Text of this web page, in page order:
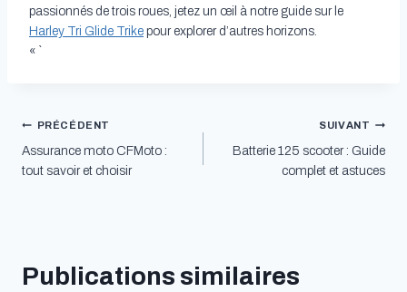
passionnés de trois roues, jetez un œil à notre guide sur le
Harley Tri Glide Trike pour explorer d’autres horizons.
« `
Navigation
de
PRÉCÉDENT
Assurance moto CFMoto :
tout savoir et choisir
SUIVANT
Batterie 125 scooter : Guide
complet et astuces
Publications similaires